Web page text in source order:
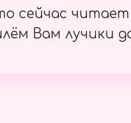
сейчас
Вам лучики